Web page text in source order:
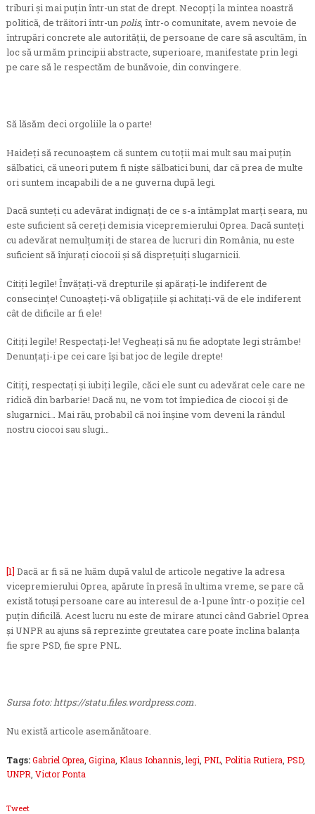
triburi şi mai puţin într-un stat de drept. Necopţi la mintea noastră
politică, de trăitori într-un polis, într-o comunitate, avem nevoie de
întrupări concrete ale autorităţii, de persoane de care să ascultăm, în
loc să urmăm principii abstracte, superioare, manifestate prin legi
pe care să le respectăm de bunăvoie, din convingere.
Să lăsăm deci orgoliile la o parte!
Haideţi să recunoaştem că suntem cu toţii mai mult sau mai puţin
sălbatici, că uneori putem fi nişte sălbatici buni, dar că prea de multe
ori suntem incapabili de a ne guverna după legi.
Dacă sunteţi cu adevărat indignaţi de ce s-a întâmplat marţi seara, nu
este suficient să cereţi demisia vicepremierului Oprea. Dacă sunteţi
cu adevărat nemulţumiţi de starea de lucruri din România, nu este
suficient să înjuraţi ciocoii şi să dispreţuiţi slugarnicii.
Citiţi legile! Învăţaţi-vă drepturile şi apăraţi-le indiferent de
consecinţe! Cunoaşteţi-vă obligaţiile şi achitaţi-vă de ele indiferent
cât de dificile ar fi ele!
Citiţi legile! Respectaţi-le! Vegheaţi să nu fie adoptate legi strâmbe!
Denunţaţi-i pe cei care îşi bat joc de legile drepte!
Citiţi, respectaţi şi iubiţi legile, căci ele sunt cu adevărat cele care ne
ridică din barbarie! Dacă nu, ne vom tot împiedica de ciocoi şi de
slugarnici… Mai rău, probabil că noi înşine vom deveni la rândul
nostru ciocoi sau slugi…
[1] Dacă ar fi să ne luăm după valul de articole negative la adresa
vicepremierului Oprea, apărute în presă în ultima vreme, se pare că
există totuşi persoane care au interesul de a-l pune într-o poziţie cel
puţin dificilă. Acest lucru nu este de mirare atunci când Gabriel Oprea
şi UNPR au ajuns să reprezinte greutatea care poate înclina balanţa
fie spre PSD, fie spre PNL.
Sursa foto: https://statu.files.wordpress.com.
Nu există articole asemănătoare.
Tags:Gabriel Oprea Gigina Klaus Iohannis ,legi PNL, Politia Rutiera PSD,
UNPR Victor Ponta
Tweet